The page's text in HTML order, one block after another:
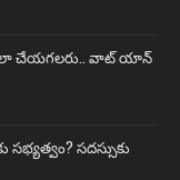
ఇలా చేయగలరు.. వాట్ యాన్
సభ్యత్వం? సదస్సుకు